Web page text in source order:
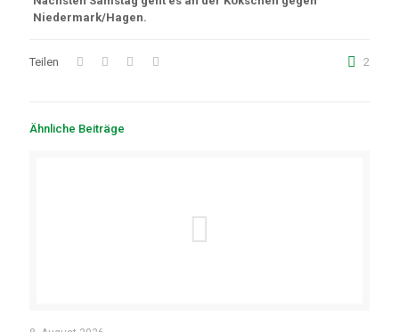
Niedermark/Hagen.
Teilen 2
Ähnliche Beiträge